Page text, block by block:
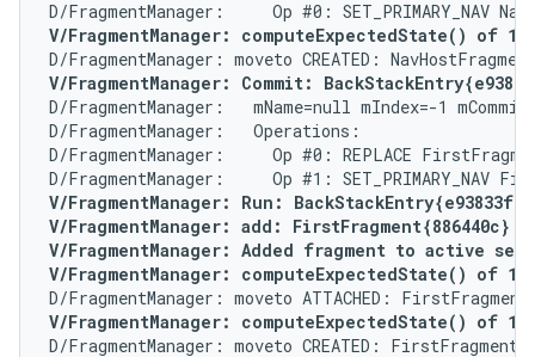
V/FragmentManager: computeExpectedState() of 1
V/FragmentManager: Commit:
D/FragmentManager:   mName=null mIndex=-1
D/FragmentManager:   Operations:
D/FragmentManager:     Op #0: REPLACE
V/FragmentManager: Run: BackStackEntry{e93833f}
V/FragmentManager: add: FirstFragment{886440c}
V/FragmentManager: Added fragment to active set
V/FragmentManager: computeExpectedState() of 1
V/FragmentManager: computeExpectedState() of 1